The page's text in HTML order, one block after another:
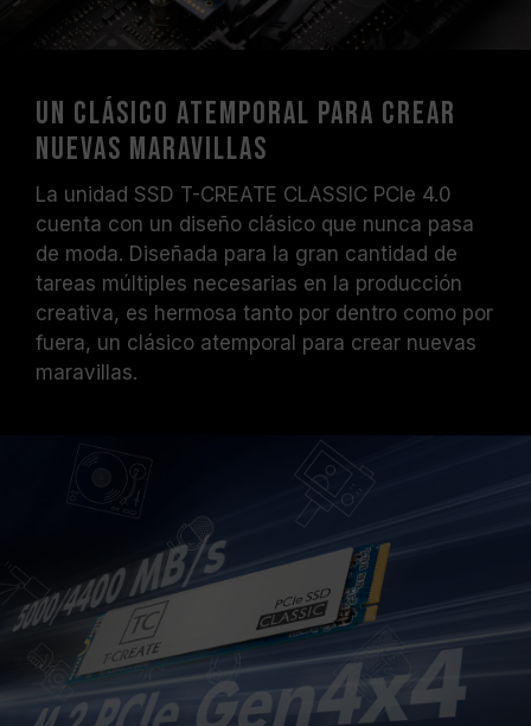
Un clásico atemporal para crear
nuevas maravillas
La unidad SSD T-CREATE CLASSIC PCIe 4.0
cuenta con un diseño clásico que nunca pasa
de moda. Diseñada para la gran cantidad de
tareas múltiples necesarias en la producción
creativa, es hermosa tanto por dentro como por
fuera, un clásico atemporal para crear nuevas
maravillas.